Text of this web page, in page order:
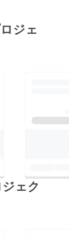
ジェ
ェク